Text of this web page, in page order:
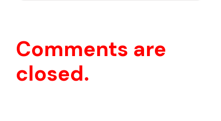
VÖRÖSKERESZT JÓVOLTÁBÓL
SZOTE ON TOUR EGÉSZSÉGMEGŐRZŐ TANÁCSADÁS
ÉS SZŰRŐVIZSGÁLATOK
KÖZLEKEDÉSBIZTONSÁGI VETÉLKEDŐK
Comments are
closed.